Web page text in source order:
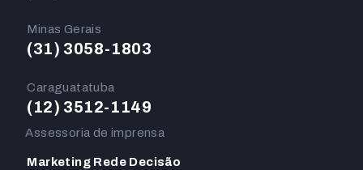
Minas Gerais
(31) 3058-1803
Caraguatatuba
(12) 3512-1149
Assessoria de imprensa
Marketing Rede Decisão